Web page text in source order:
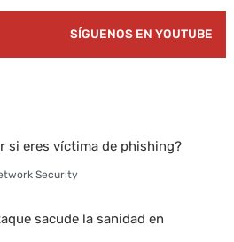
SÍGUENOS EN YOUTUBE
si eres víctima de phishing?
Security
sacude la sanidad en